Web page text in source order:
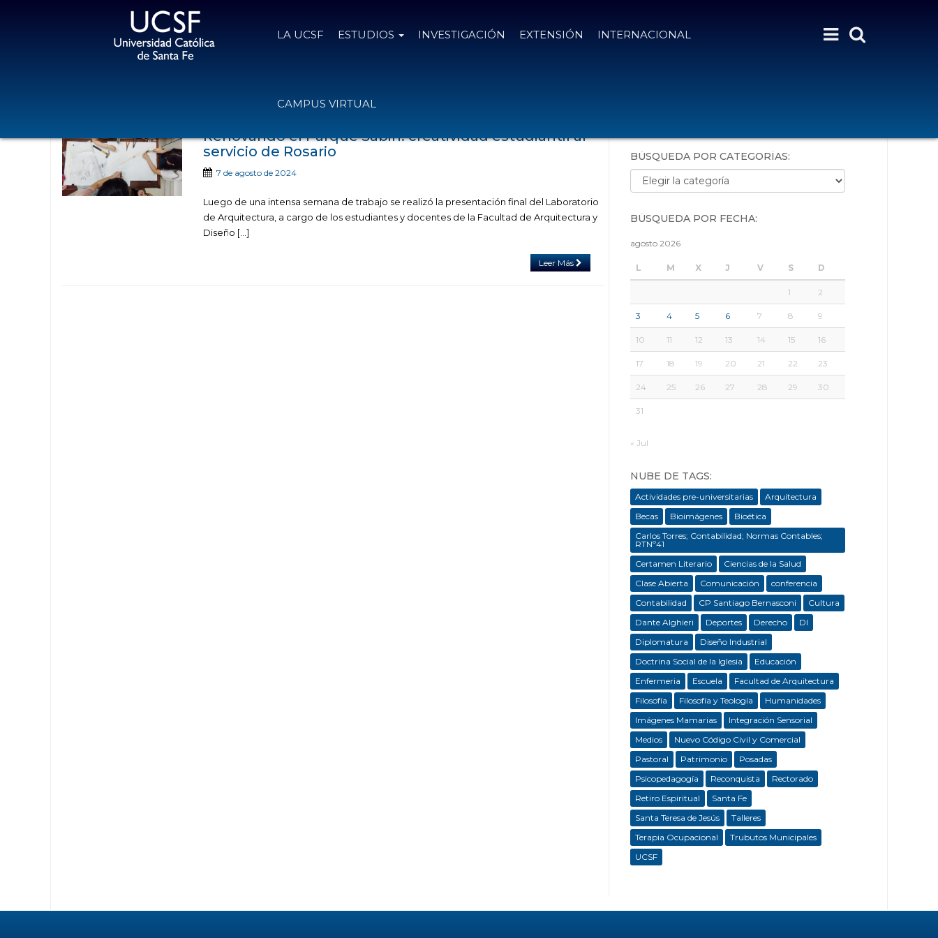
LA UCSF ESTUDIOS INVESTIGACIÓN EXTENSIÓN INTERNACIONAL
CAMPUS VIRTUAL
Renovando el Parque Sabin: creatividad estudiantil al
servicio de Rosario
7 de agosto de 2024
Luego de una intensa semana de trabajo se realizó la presentación final del Laboratorio
de Arquitectura, a cargo de los estudiantes y docentes de la Facultad de Arquitectura y
Diseño […]
Leer Más
BÚSQUEDA POR CATEGORÍAS:
Búsqueda por categorías:
BÚSQUEDA POR FECHA:
agosto 2026
L M X J V S D
1 2
3 4 5 6 7 8 9
10 11 12 13 14 15 16
17 18 19 20 21 22 23
24 25 26 27 28 29 30
31
« Jul
NUBE DE TAGS:
Actividades pre-universitarias
Arquitectura
Becas
Bioimágenes
Bioética
Carlos Torres; Contabilidad; Normas Contables;
RTNº41
Certamen Literario
Ciencias de la Salud
Clase Abierta
Comunicación
conferencia
Contabilidad
CP Santiago Bernasconi
Cultura
Dante Alghieri
Deportes Derecho
DI
Diplomatura
Diseño Industrial
Doctrina Social de la Iglesia
Educación
Enfermeria
Escuela
Facultad de Arquitectura
Filosofía
Filosofía y Teología
Humanidades
Imágenes Mamarias
Integración Sensorial
Medios
Nuevo Código Civil y Comercial
Pastoral
Patrimonio
Posadas
Psicopedagogía
Reconquista
Rectorado
Retiro Espiritual
Santa Fe
Santa Teresa de Jesús
Talleres
Terapia Ocupacional
Trubutos Municipales
UCSF